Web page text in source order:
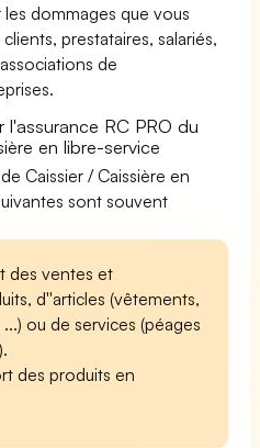
dommages que vous
prestataires, salariés,
de
RC PRO du
en libre-service
Caissier / Caissière en
sont souvent
des ventes et
d''articles (vêtements,
ou de services (péages
des produits en